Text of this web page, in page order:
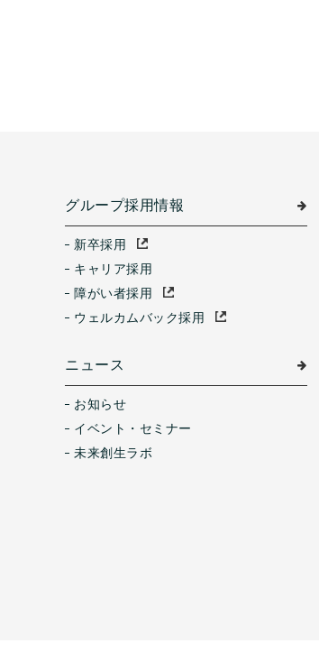
グループ採用情報
新卒採用
キャリア採用
障がい者採用
ウェルカムバック採用
ニュース
お知らせ
イベント・セミナー
未来創生ラボ